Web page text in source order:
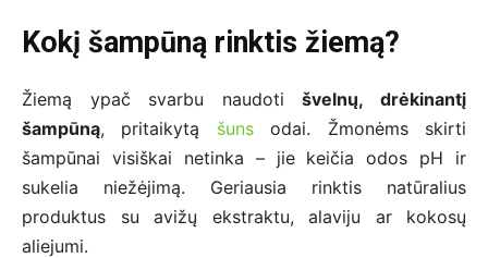
Kokį šampūną rinktis žiemą?
Žiemą ypač svarbu naudotišvelnų, drėkinantį
šampūną, pritaikytą šunsodai. Žmonėms skirti
šampūnai visiškai netinka – jie keičia odos pH ir
sukelia niežėjimą. Geriausia rinktis natūralius
produktus su avižų ekstraktu, alaviju ar kokosų
aliejumi.